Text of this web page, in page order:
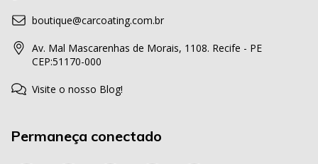
boutique@carcoating.com.br
Av. Mal Mascarenhas de Morais, 1108. Recife - PE
CEP:51170-000
Visite o nosso Blog!
Permaneça conectado